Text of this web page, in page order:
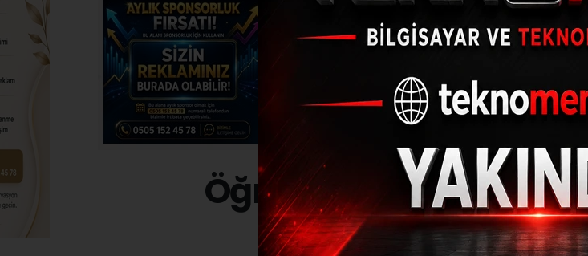
Öğrenciler Yıldızdağı